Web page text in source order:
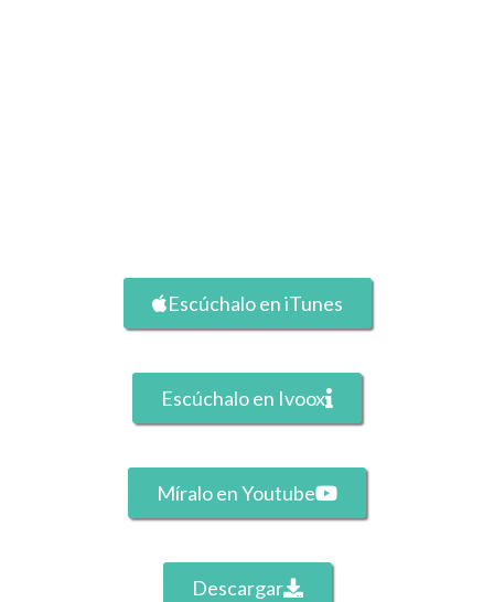
Escúchalo en iTunes
Escúchalo en Ivoox
Míralo en Youtube
Descargar